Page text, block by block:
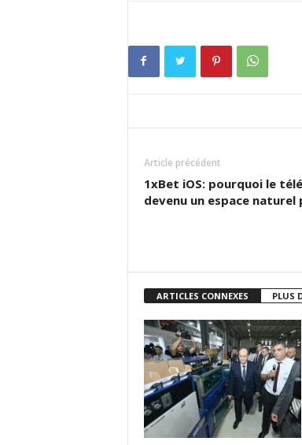
Article précédent
1xBet iOS: pourquoi le
devenu un espace
ARTICLES CONNEXES PLUS